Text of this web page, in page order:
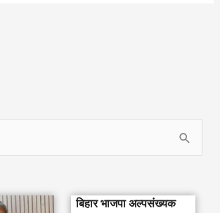
बिहार भाजपा अल्पसंख्यक